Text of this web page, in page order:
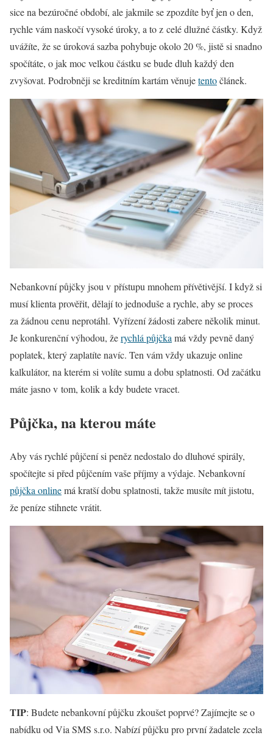
sice na bezúročné období, ale jakmile se zpozdíte byť jen o den,
rychle vám naskočí vysoké úroky, a to z celé dlužné částky. Když
uvážíte, že se úroková sazba pohybuje okolo 20 %, jistě si snadno
spočítáte, o jak moc velkou částku se bude dluh každý den
zvyšovat. Podrobněji se kreditním kartám věnujetentočlánek.
Nebankovní půjčky jsou v přístupu mnohem přívětivější. I když si
musí klienta prověřit, dělají to jednoduše a rychle, aby se proces
za žádnou cenu neprotáhl. Vyřízení žádosti zabere několik minut.
Je konkurenční výhodou, žerychlá půjčka má vždy pevně daný
poplatek, který zaplatíte navíc. Ten vám vždy ukazuje online
kalkulátor, na kterém si volíte sumu a dobu splatnosti. Od začátku
máte jasno v tom, kolik a kdy budete vracet.
Půjčka, na kterou máte
Aby vás rychlé půjčení si peněz nedostalo do dluhové spirály,
spočítejte si před půjčením vaše příjmy a výdaje. Nebankovní
půjčka onlinemá kratší dobu splatnosti, takže musíte mít jistotu,
že peníze stihnete vrátit.
TIP: Budete nebankovní půjčku zkoušet poprvé? Zajímejte se o
nabídku od Via SMS s.r.o. Nabízí půjčku pro první žadatele zcela